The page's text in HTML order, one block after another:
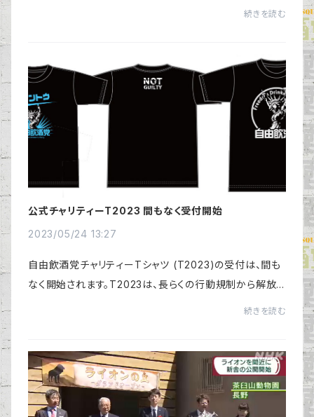
味噌ではありますが、T2023は特に素晴らしい仕上がりに
続きを読む
公式チャリティーT2023 間もなく受付開始
2023/05/24 13:27
自由飲酒党チャリティーTシャツ (T2023)の受付は、間も
なく開始されます。T2023は、長らくの行動規制から解放さ
続きを読む